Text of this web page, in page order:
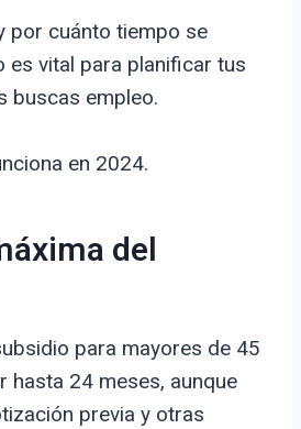
por cuánto tiempo se
es vital para planificar tus
buscas empleo.
en 2024.
del
para mayores de 45
hasta 24 meses, aunque
previa y otras